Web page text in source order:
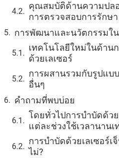
คุณสมบัติด้านความปล
การตรวจสอบการรักษา
การพัฒนาและนวัตกรรมใ
เทคโนโลยีใหม่ในด้าน
ด้วยเลเซอร์
การผสานรวมกับรูปแบ
อื่นๆ
คำถามที่พบบ่อย
โดยทั่วไปการบำบัดด้วย
แต่ละช่วงใช้เวลานานเ
การบำบัดด้วยเลเซอร์เ
ไม่?